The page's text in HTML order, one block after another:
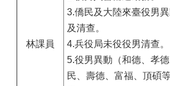
林課員
3.僑民及大陸來臺役男
及清查。
4.兵役局未役役男清查。
5.役男異動（和德、孝
民、壽德、富福、頂碩